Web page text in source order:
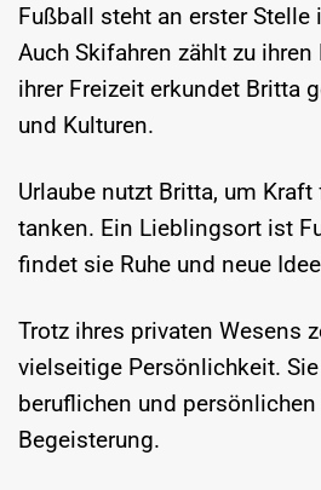
Fußball steht an erster Stelle
Auch Skifahren zählt zu
ihrer Freizeit erkundet Britta
und Kulturen.
Urlaube nutzt Britta, um
tanken. Ein Lieblingsort ist
findet sie Ruhe und neue
Trotz ihres privaten Wesens
vielseitige Persönlichkeit.
beruflichen und
Begeisterung.